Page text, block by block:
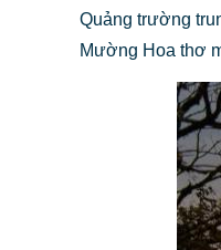
Quảng trường
Mường Hoa thơ